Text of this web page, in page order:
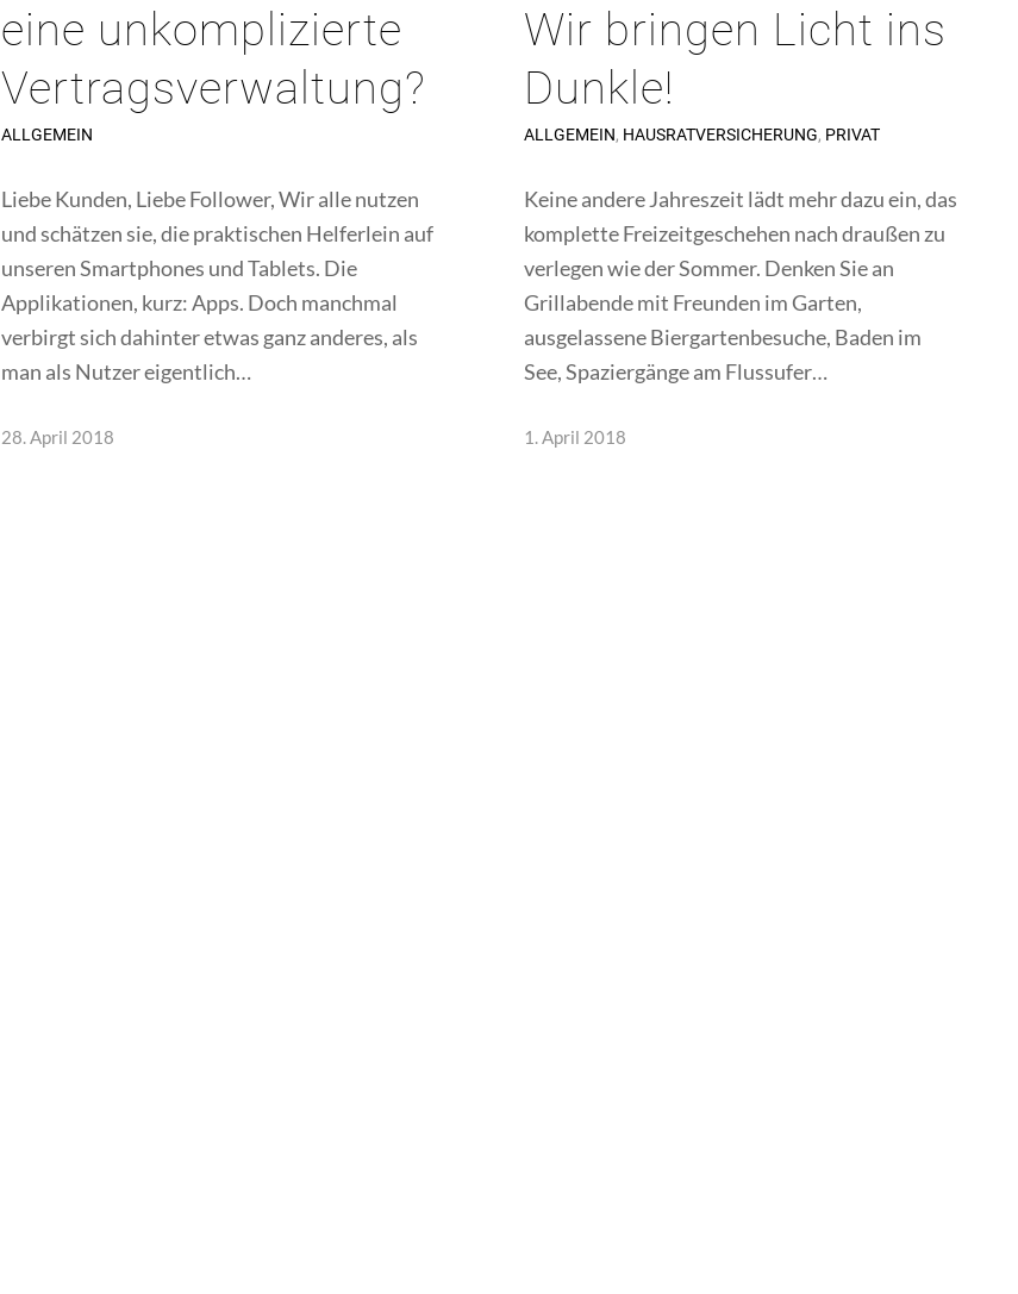
eine unkomplizierte
Vertragsverwaltung?
ALLGEMEIN
Liebe Kunden, Liebe Follower, Wir alle nutzen
und schätzen sie, die praktischen Helferlein auf
unseren Smartphones und Tablets. Die
Applikationen, kurz: Apps. Doch manchmal
verbirgt sich dahinter etwas ganz anderes, als
man als Nutzer eigentlich…
28. April 2018
Wir bringen Licht ins
Dunkle!
ALLGEMEIN, HAUSRATVERSICHERUNG, PRIVAT
Keine andere Jahreszeit lädt mehr dazu ein, das
komplette Freizeitgeschehen nach draußen zu
verlegen wie der Sommer. Denken Sie an
Grillabende mit Freunden im Garten,
ausgelassene Biergartenbesuche, Baden im
See, Spaziergänge am Flussufer…
1. April 2018